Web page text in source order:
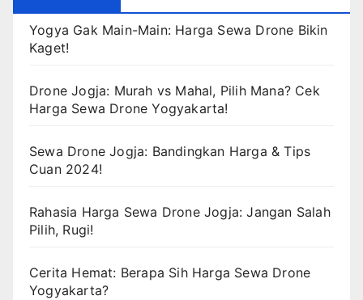
Yogya Gak Main-Main: Harga Sewa Drone Bikin
Kaget!
Drone Jogja: Murah vs Mahal, Pilih Mana? Cek
Harga Sewa Drone Yogyakarta!
Sewa Drone Jogja: Bandingkan Harga & Tips
Cuan 2024!
Rahasia Harga Sewa Drone Jogja: Jangan Salah
Pilih, Rugi!
Cerita Hemat: Berapa Sih Harga Sewa Drone
Yogyakarta?